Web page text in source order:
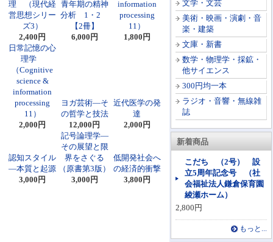
文学・文芸
美術・映画・演劇・音
楽・建築
文庫・新書
数学・物理学・採鉱・
他サイエンス
300円均一本
ラジオ・音響・無線雑
誌
新着商品
こだち （2号） 設
立5周年記念号 （社
会福祉法人鎌倉保育園
綾瀬ホーム）
2,800円
もっと...
理 （現代経
営思想シリー
ズ3）
2,400円
青年期の精神
分析 1・2
【2冊】
6,000円
information
processing
11）
1,800円
日常記憶の心
理学
（Cognitive
science &
information
processing
11）
2,000円
ヨガ芸術―そ
の哲学と技法
12,000円
近代医学の発
達
2,000円
認知スタイル
―本質と起源
3,000円
記号論理学―
その展望と限
界をさぐる
（原書第3版）
3,000円
低開発社会へ
の経済的衝撃
3,800円